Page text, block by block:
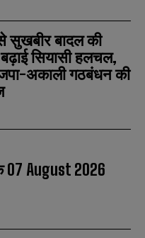
से सुखबीर बादल की
सियासी हलचल,
अकाली गठबंधन की
07 August 2026